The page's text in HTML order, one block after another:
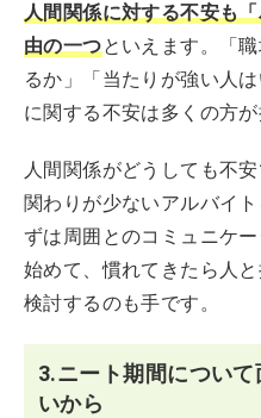
人間関係に対する不安も
由の一つといえます。「
るか」「当たりが強い人
に関する不安は多くの方が
人間関係がどうしても不
関わりが少ないアルバイ
ずは周囲とのコミュニケ
始めて、慣れてきたら人
検討するのも手です。
3.ニート期間につい
いから